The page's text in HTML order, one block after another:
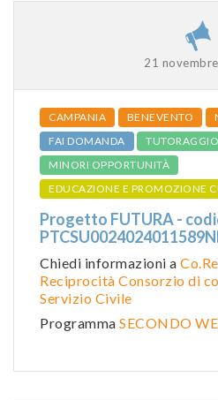
21
CAMPANIA BENEVENTO
FAI DOMANDA
TUTORAGGIO
MINORI OPPORTUNITÀ
EDUCAZIONE E PROMOZIONE
Progetto FUTURA -
Chiedi informazioni a
Reciprocità Consorzio di
Servizio Civile
Programma SECONDO